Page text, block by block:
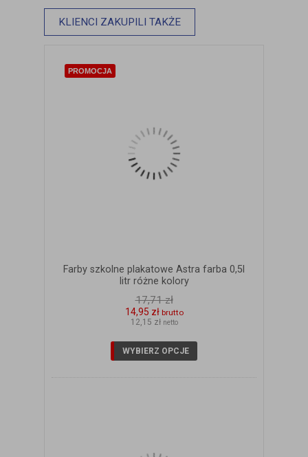
KLIENCI ZAKUPILI TAKŻE
PROMOCJA
Farby szkolne plakatowe Astra farba 0,5l
litr różne kolory
17,71 zł
14,95 zł brutto
12,15 zł netto
WYBIERZ OPCJE